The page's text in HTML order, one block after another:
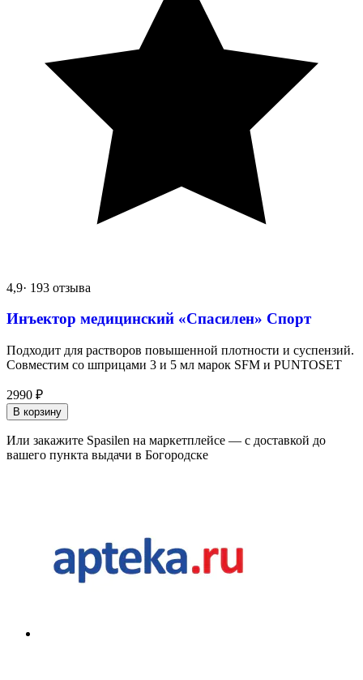
4,9· 193 отзыва
Инъектор медицинский «Спасилен» Спорт
Подходит для растворов повышенной плотности и суспензий.
Совместим со шприцами 3 и 5 мл марок SFM и PUNTOSET
2990 ₽
В корзину
Или закажите Spasilen на маркетплейсе — с доставкой до
вашего пункта выдачи в Богородске